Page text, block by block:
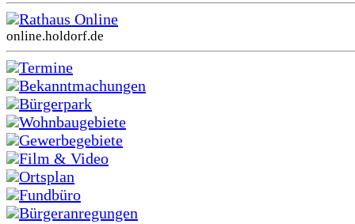
Rathaus Online
online.holdorf.de
Termine
Bekanntmachungen
Bürgerpark
Wohnbaugebiete
Gewerbegebiete
Film & Video
Ortsplan
Fundbüro
Bürgeranregungen